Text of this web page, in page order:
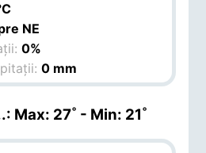
NE
0%
0 mm
.: Max: 27˚ - Min: 21˚